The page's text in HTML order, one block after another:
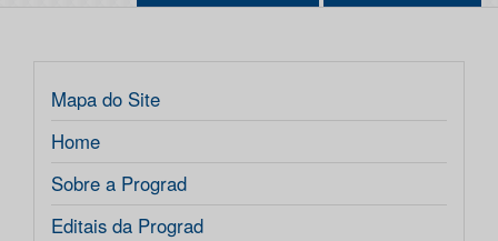
Mapa do Site
Home
Sobre a Prograd
Editais da Prograd